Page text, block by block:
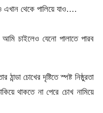
এখান থেকে পালিয়ে যাও….
চাইলেও যেনো পালাতে পারব
চোখের দৃষ্টিতে স্পষ্ট নিষ্ঠুরতা
থাকতে না পেরে চোখ নামিয়ে